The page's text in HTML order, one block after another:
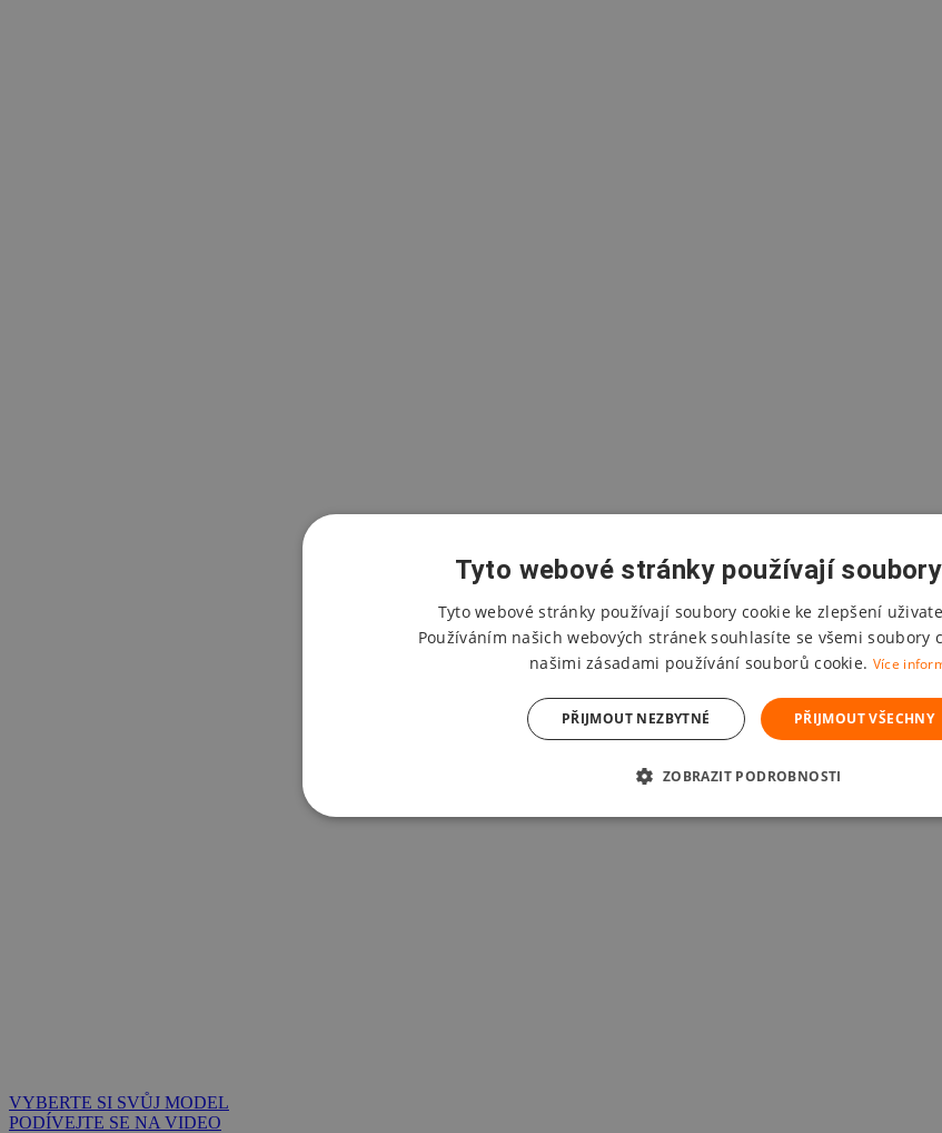
VYBERTE SI SVŮJ MODEL
PODÍVEJTE SE NA VIDEO
Tyto webové stránky používají
Tyto webové stránky používají soubory cookie ke zlepšení
Používáním našich webových stránek souhlasíte se všemi soubory
našimi zásadami používání souborů cookie. Více
PŘIJMOUT VŠECHNY
PŘIJMOUT NEZBYTNÉ
ZOBRAZIT PODROBNOSTI